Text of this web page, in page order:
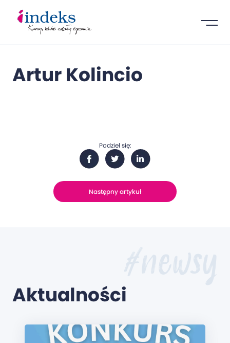
Artur Kolincio
Podziel się:
Następny artykuł
Aktualności